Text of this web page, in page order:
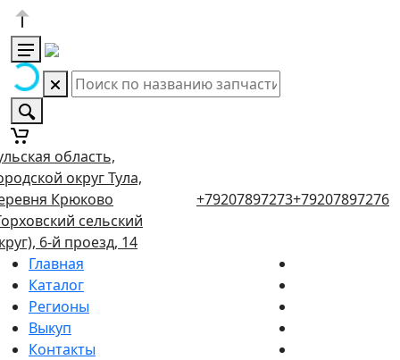
область,
округ Тула,
Крюково
сельский
6-й проезд, 14
+79207897273+79207897276
Главная
Каталог
Регионы
Выкуп
Контакты